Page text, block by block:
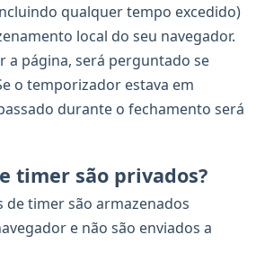
qualquer tempo excedido)
local do seu navegador.
a página, será perguntado se
o temporizador estava em
durante o fechamento será
timer são privados?
de timer são armazenados
e não são enviados a